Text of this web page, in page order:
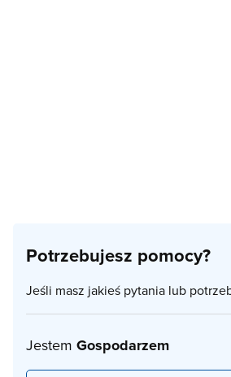
Potrzebujesz pomocy?
Jeśli masz jakieś pytania lub
Jestem Gospodarzem